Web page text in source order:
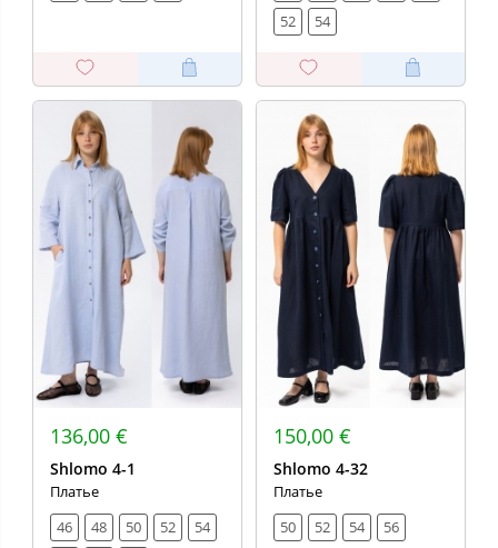
52
54
136,00 €
Shlomo 4-1
Платье
46
48 50 52
54
150,00 €
Shlomo 4-32
Платье
50
52 54 56